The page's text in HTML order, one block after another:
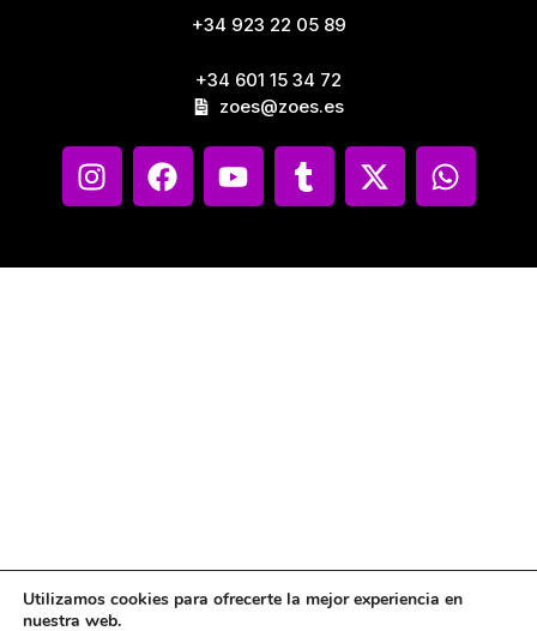
+34 923 22 05 89
+34 601 15 34 72
zoes@zoes.es
Utilizamos cookies para ofrecerte la mejor experiencia en
nuestra web.